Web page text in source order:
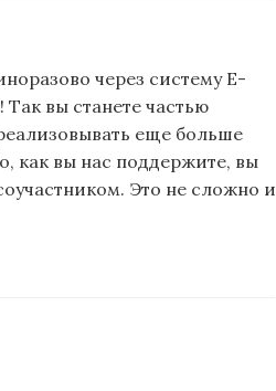
через систему E-
вы станете частью
еще больше
как вы нас поддержите, вы
Это не сложно и